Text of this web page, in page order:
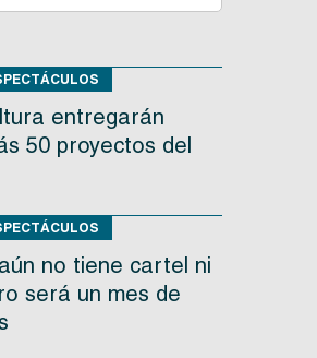
entregarán
50 proyectos del
no tiene cartel ni
será un mes de